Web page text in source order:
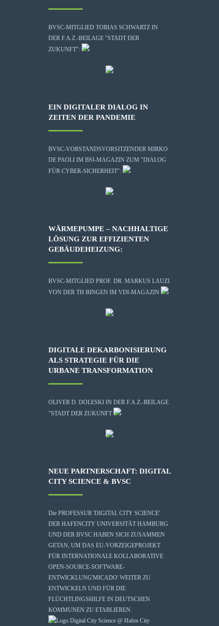
BVSC-MITGLIED TOBIAS SCHWARTZ IN
DER F.A.Z.-BEILAGE "STADT DER
ZUKUNFT":
EIN DIGITALER DIALOG IN
ZEITEN DER PANDEMIE
BVSC-VORSTANDSVORSITZENDER MIRKO
DE PAOLI IM BSI-MAGAZIN ZUM "DIALOG
FÜR CYBER-SICHERHEIT":
WÄRMEPUMPE – NACHHALTIGE
LÖSUNG ZUR EFFIZIENTEN
GEBÄUDEHEIZUNG:
BVSC-MITGLIED PROF. DR. MARKUS LAUZI
VON DER TH BINGEN IM VDI-MAGAZIN
DIGITALE DEKARBONISIERUNG
ALS STRATEGIE FÜR DIE
URBANE TRANSFORMATION
OLIVER D. DOLESKI IN DER F.A.Z.-BEILAGE
"STADT DER ZUKUNFT
NEUE PARTNERSCHAFT: DIGITAL
CITY SCIENCE & BVSC
Die PROFESSUR 'DIGITAL CITY SCIENCE'
DER HAFENCITY UNIVERSITÄT HAMBURG
UND DER BVSC HABEN SICH ZUSAMMEN
GETAN, UM DAS EU-VORZEIGEPROJEKT
FÜR INTERNATIONALE KOLLABORATIVE
OPEN-SOURCE-SOFTWARE-
ENTWICKLUNG'MICADO' WEITER ZU
ENTWICKELN UND FÜR DIE
FLÜCHTLINGSHILFE IN DEUTSCHEN
KOMMUNEN ZU ETABLIEREN.